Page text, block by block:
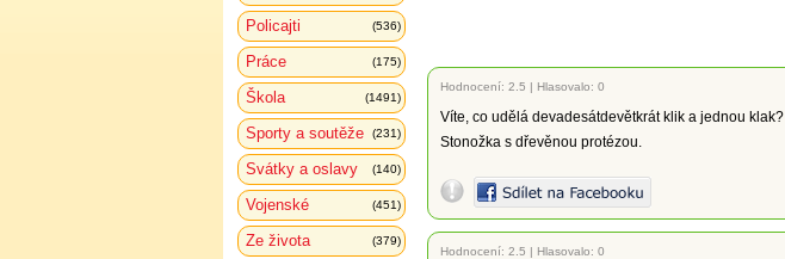
Policajti (536)
Práce (175)
Škola (1491)
Sporty a soutěže (231)
Svátky a oslavy (140)
Vojenské (451)
Ze života (379)
Hodnocení: 2.5 | Hlasovalo: 0
Víte, co udělá devadesátdevětkrát klik a jednou klak?
Stonožka s dřevěnou protézou.
Hodnocení: 2.5 | Hlasovalo: 0